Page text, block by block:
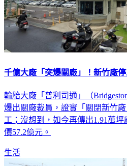
千億大廠「突爆關廠」！新竹廠
輪胎大廠「普利司通」（
爆出關廠裁員，證實「關閉新竹
工；沒想到，如今再傳出1.91萬
價57.2億元。
生活